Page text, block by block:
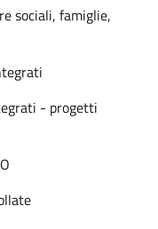
sociali, famiglie,
- progetti